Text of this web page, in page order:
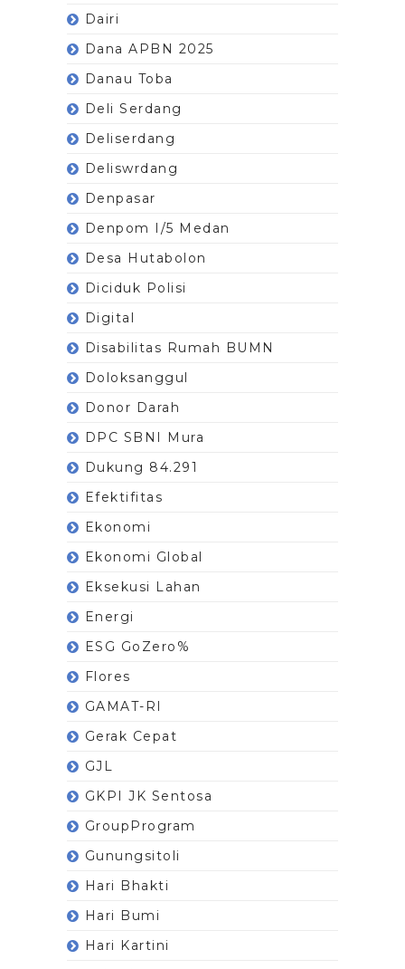
Dairi
Dana APBN 2025
Danau Toba
Deli Serdang
Deliserdang
Deliswrdang
Denpasar
Denpom I/5 Medan
Desa Hutabolon
Diciduk Polisi
Digital
Disabilitas Rumah BUMN
Doloksanggul
Donor Darah
DPC SBNI Mura
Dukung 84.291
Efektifitas
Ekonomi
Ekonomi Global
Eksekusi Lahan
Energi
ESG GoZero%
Flores
GAMAT-RI
Gerak Cepat
GJL
GKPI JK Sentosa
GroupProgram
Gunungsitoli
Hari Bhakti
Hari Bumi
Hari Kartini